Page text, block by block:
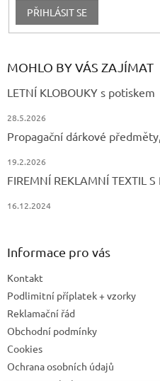
PŘIHLÁSIT SE
MOHLO BY VÁS ZAJÍMAT
LETNÍ KLOBOUKY s potiskem
28.5.2026
Propagační dárkové
19.2.2026
FIREMNÍ REKLAMNÍ TEXTIL S
16.12.2024
Informace pro vás
Kontakt
Podlimitní příplatek + vzorky
Reklamační řád
Obchodní podmínky
Cookies
Ochrana osobních údajů